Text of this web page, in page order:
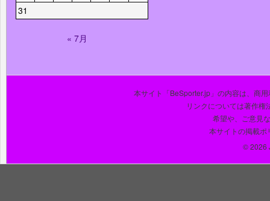
31
« 7月
本サイト「BeSporter.jp」の内容は、商
リンクについては著作権
希望や、ご意見
本サイトの掲載ポ
© 2026